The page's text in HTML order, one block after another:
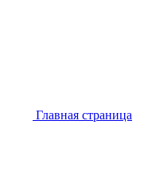
Главная страница